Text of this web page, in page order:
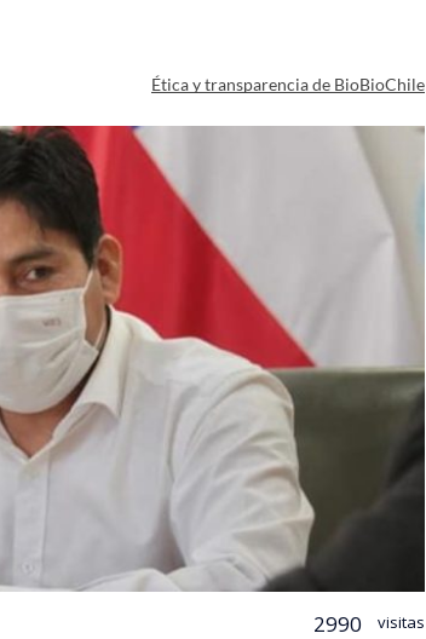
Ética y transparencia de BioBioChile
2990 visitas